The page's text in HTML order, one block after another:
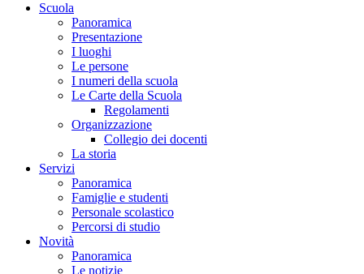
Scuola
Panoramica
Presentazione
I luoghi
Le persone
I numeri della scuola
Le Carte della Scuola
Regolamenti
Organizzazione
Collegio dei docenti
La storia
Servizi
Panoramica
Famiglie e studenti
Personale scolastico
Percorsi di studio
Novità
Panoramica
Le notizie